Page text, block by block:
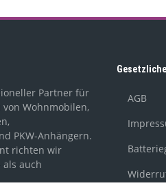
Partner für
Wohnmobilen,
PKW-Anhängern.
richten wir
als auch
AGB